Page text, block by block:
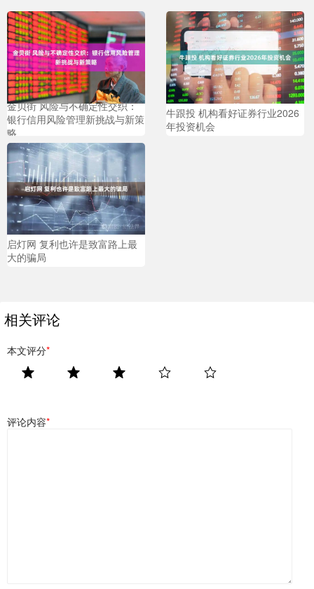
金贝街 风险与不确定性交织：
银行信用风险管理新挑战与新策
略
牛跟投 机构看好证券行业2026
年投资机会
启灯网 复利也许是致富路上最
大的骗局
相关评论
本文评分*
评论内容*